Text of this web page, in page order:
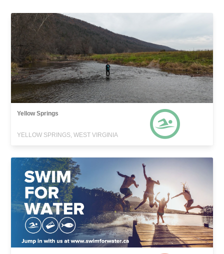
Yellow Springs
YELLOW SPRINGS, WEST VIRGINIA